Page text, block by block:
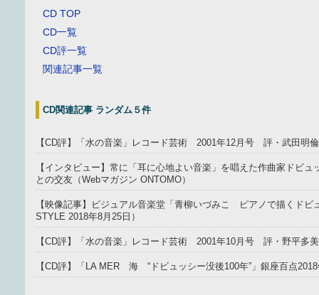
CD TOP
CD一覧
CD評一覧
関連記事一覧
CD関連記事 ランダム５件
【CD評】「水の音楽」レコード芸術 2001年12月号 評・武田
【インタビュー】常に「耳に心地よい音楽」を唱えた作曲家ドビュ
との交友（Webマガジン ONTOMO）
【映像記事】ビジュアル音楽堂「青柳いづみこ ピアノで描くドビ
STYLE 2018年8月25日）
【CD評】「水の音楽」レコード芸術 2001年10月号 評・野平多美
【CD評】「LA MER 海 “ドビュッシー没後100年”」銀座百点